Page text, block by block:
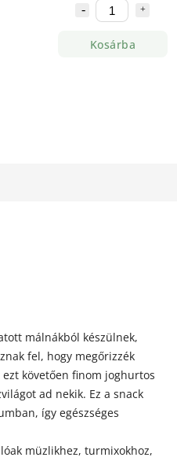
Kosárba
málnákból készülnek,
fel, hogy megőrizzék
követően finom joghurtos
ad nekik. Ez a snack
így egészséges
müzlikhez, turmixokhoz,